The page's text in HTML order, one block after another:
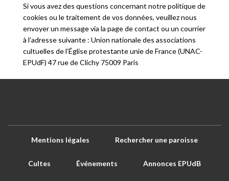
Si vous avez des questions concernant notre politique de
cookies ou le traitement de vos données, veuillez nous
envoyer un message via la page de contact ou un courrier
à l’adresse suivante : Union nationale des associations
cultuelles de l’Église protestante unie de France (UNAC-
EPUdF) 47 rue de Clichy 75009 Paris
Mentions légales Rechercher une paroisse
Cultes Événements Annonces EPUdB